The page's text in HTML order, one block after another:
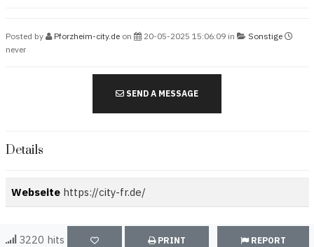
Posted by Pforzheim-city.deon 20-05-2025 15:06:09 in
Sonstige
never
SEND A MESSAGE
Details
Webseite https://city-fr.de/
3220 hits PRINT REPORT